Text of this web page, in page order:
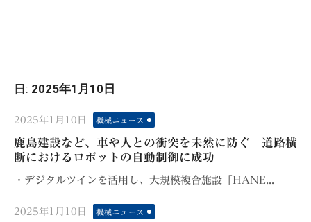
日: 2025年1月10日
Posted
on
2025年1月10日 機械ニュース
鹿島建設など、車や人との衝突を未然に防ぐ 道路横
断におけるロボットの自動制御に成功
・デジタルツインを活用し、大規模複合施設「HANE...
Posted
2025年1月10日 機械ニュース